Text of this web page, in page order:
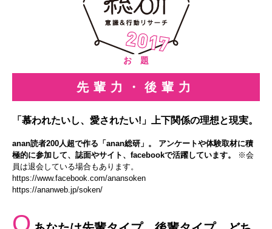
お 題
先輩力・後輩力
「慕われたいし、愛されたい!」上下関係の理想と現実。
anan読者200人超で作る「anan総研」。 アンケートや体験取材に積
極的に参加して、誌面やサイト、facebookで活躍しています。
※会
員は退会している場合もあります。
https://www.facebook.com/anansoken
https://ananweb.jp/soken/
Q